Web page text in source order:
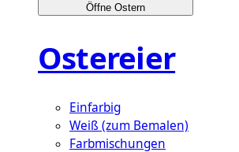
Öffne Ostern
Ostereier
Einfarbig
Weiß (zum Bemalen)
Farbmischungen